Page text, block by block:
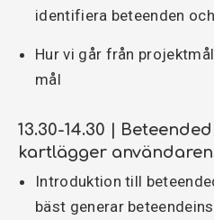
identifiera beteenden
Hur vi går från
mål
13.30-14.30 |
kartlägger
Introduktion till
bäst generar